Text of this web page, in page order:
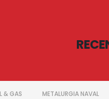
& GAS METALURGIA NAVAL